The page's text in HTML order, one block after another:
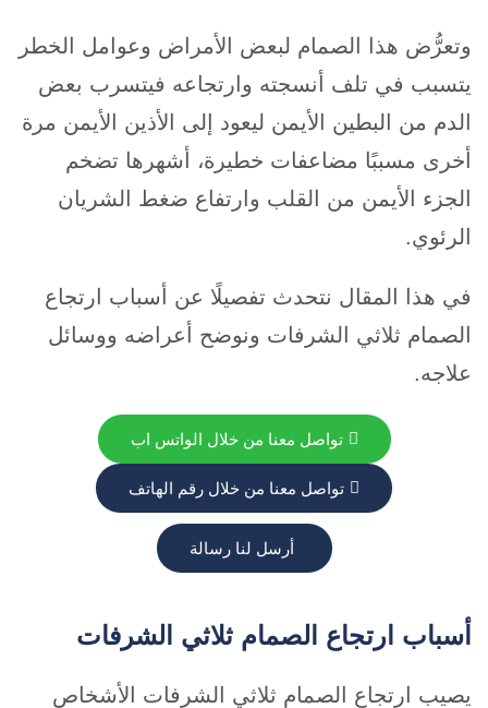
وتعرُّض هذا الصمام لبعض الأمراض وعوامل الخطر
يتسبب في تلف أنسجته وارتجاعه فيتسرب بعض
الدم من البطين الأيمن ليعود إلى الأذين الأيمن مرة
أخرى مسببًا مضاعفات خطيرة، أشهرها تضخم
الجزء الأيمن من القلب وارتفاع ضغط الشريان
الرئوي.
في هذا المقال نتحدث تفصيلًا عن أسباب ارتجاع
الصمام ثلاثي الشرفات ونوضح أعراضه ووسائل
علاجه.
تواصل معنا من خلال الواتس اب
تواصل معنا من خلال رقم الهاتف
أرسل لنا رسالة
أسباب ارتجاع الصمام ثلاثي الشرفات
يصيب ارتجاع الصمام ثلاثي الشرفات الأشخاص